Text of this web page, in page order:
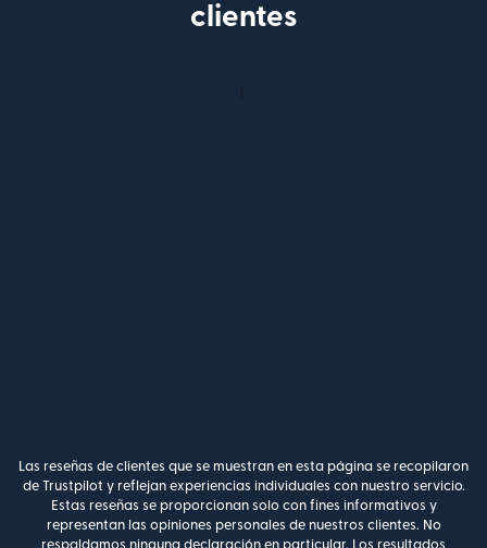
clientes
Las reseñas de clientes que se muestran en esta página se recopilaron
de Trustpilot y reflejan experiencias individuales con nuestro servicio.
Estas reseñas se proporcionan solo con fines informativos y
representan las opiniones personales de nuestros clientes. No
respaldamos ninguna declaración en particular. Los resultados